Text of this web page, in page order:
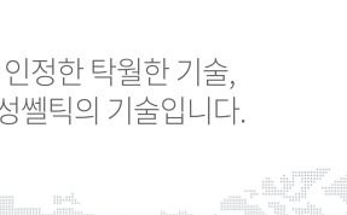
정한 탁월한 기술,
쎌틱의 기술입니다.